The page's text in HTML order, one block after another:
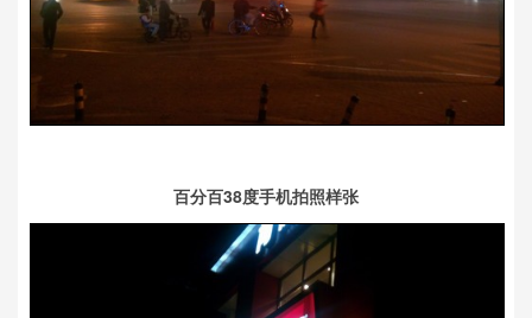
百分百38度手机拍照样张